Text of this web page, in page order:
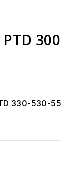
300
330-530-